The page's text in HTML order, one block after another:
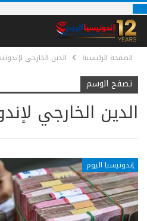
الصفحة الرئيسية الدين الخارجي
تصفح الوسم
الدين الخارجي
إندونيسيا اليوم